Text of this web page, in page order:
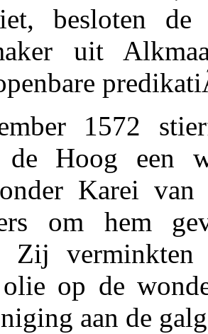
besloten de
uit
1572
de Hoog een
Karei
om hem
Zij
op de
aan de